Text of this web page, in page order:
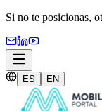
Si no te posicionas,
ES EN